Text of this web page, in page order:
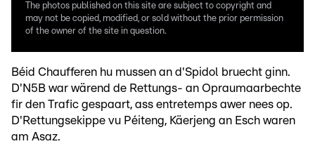
The photos published on this site are subject to copyright and
may not be copied, modified, or sold without the prior permission
of the owner of the site in question.
Béid Chaufferen hu mussen an d'Spidol bruecht ginn.
D'N5B war wärend de Rettungs- an Opraumaarbechte
fir den Trafic gespaart, ass entretemps awer nees op.
D'Rettungsekippe vu Péiteng, Käerjeng an Esch waren
am Asaz.